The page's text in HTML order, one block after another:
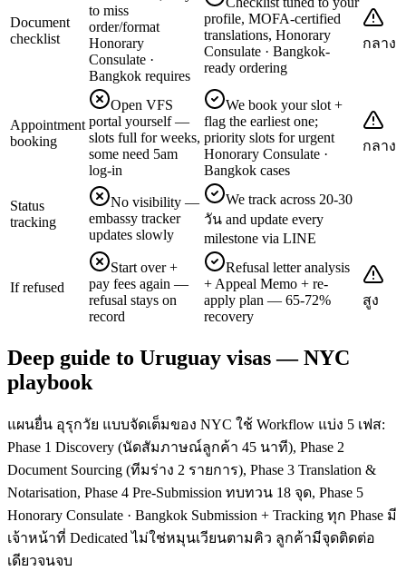
Document
checklist
to miss
order/format
Honorary
Consulate ·
Bangkok requires
profile, MOFA-certified
translations, Honorary
Consulate · Bangkok-
ready ordering
กลาง
Appointment
booking
Open VFS
portal yourself —
slots full for weeks,
some need 5am
log-in
We book your slot +
flag the earliest one;
priority slots for urgent
Honorary Consulate ·
Bangkok cases
กลาง
Status
tracking
No visibility —
embassy tracker
updates slowly
We track across 20-30
วัน and update every
milestone via LINE
If refused
Start over +
pay fees again —
refusal stays on
record
Refusal letter analysis
+ Appeal Memo + re-
apply plan — 65-72%
recovery
สูง
Deep guide to Uruguay visas — NYC
playbook
แผนยื่น อุรุกวัย แบบจัดเต็มของ NYC ใช้ Workflow แบ่ง 5 เฟส:
Phase 1 Discovery (นัดสัมภาษณ์ลูกค้า 45 นาที), Phase 2
Document Sourcing (ทีมร่าง 2 รายการ), Phase 3 Translation &
Notarisation, Phase 4 Pre-Submission ทบทวน 18 จุด, Phase 5
Honorary Consulate · Bangkok Submission + Tracking ทุก Phase มี
เจ้าหน้าที่ Dedicated ไม่ใช่หมุนเวียนตามคิว ลูกค้ามีจุดติดต่อ
เดียวจนจบ